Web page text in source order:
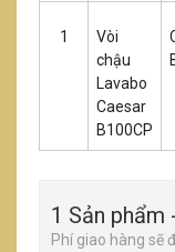
1
Vòi
chậu
Lavabo
Caesar
B100CP
1 Sản phẩm
Phí giao hàng sẽ